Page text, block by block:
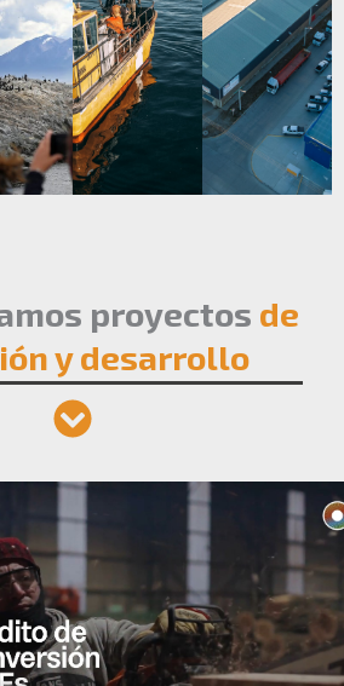
proyectos de
y desarrollo